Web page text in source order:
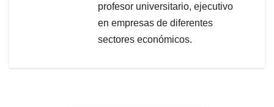
profesor universitario, ejecutivo
en empresas de diferentes
sectores económicos.